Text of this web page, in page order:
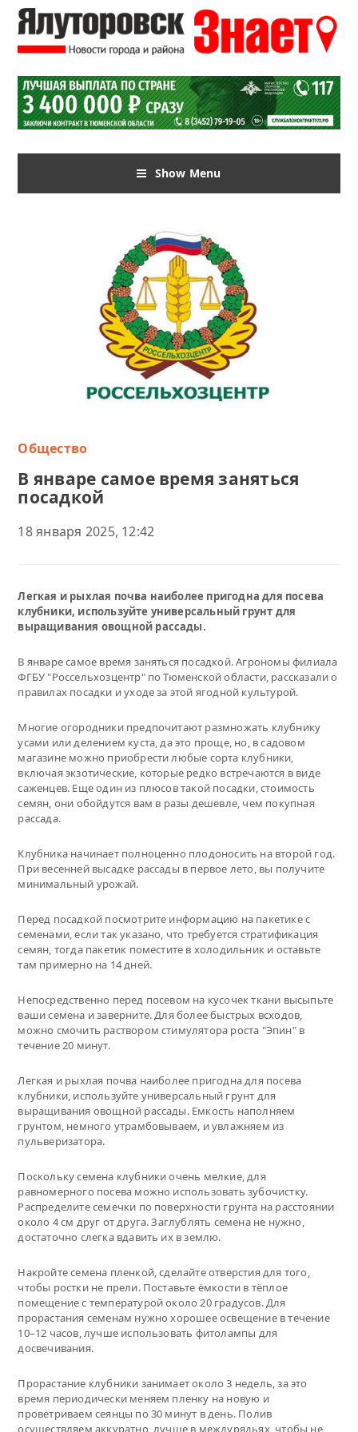
Show Menu
Общество
В январе самое время заняться
посадкой
18 января 2025, 12:42
Легкая и рыхлая почва наиболее пригодна для посева
клубники, используйте универсальный грунт для
выращивания овощной рассады.
В январе самое время заняться посадкой. Агрономы филиала
ФГБУ "Россельхозцентр" по Тюменской области, рассказали о
правилах посадки и уходе за этой ягодной культурой.
Многие огородники предпочитают размножать клубнику
усами или делением куста, да это проще, но, в садовом
магазине можно приобрести любые сорта клубники,
включая экзотические, которые редко встречаются в виде
саженцев. Еще один из плюсов такой посадки, стоимость
семян, они обойдутся вам в разы дешевле, чем покупная
рассада.
Клубника начинает полноценно плодоносить на второй год.
При весенней высадке рассады в первое лето, вы получите
минимальный урожай.
Перед посадкой посмотрите информацию на пакетике с
семенами, если так указано, что требуется стратификация
семян, тогда пакетик поместите в холодильник и оставьте
там примерно на 14 дней.
Непосредственно перед посевом на кусочек ткани высыпьте
ваши семена и заверните. Для более быстрых всходов,
можно смочить раствором стимулятора роста "Эпин" в
течение 20 минут.
Легкая и рыхлая почва наиболее пригодна для посева
клубники, используйте универсальный грунт для
выращивания овощной рассады. Емкость наполняем
грунтом, немного утрамбовываем, и увлажняем из
пульверизатора.
Поскольку семена клубники очень мелкие, для
равномерного посева можно использовать зубочистку.
Распределите семечки по поверхности грунта на расстоянии
около 4 см друг от друга. Заглублять семена не нужно,
достаточно слегка вдавить их в землю.
Накройте семена пленкой, сделайте отверстия для того,
чтобы ростки не прели. Поставьте ёмкости в тёплое
помещение с температурой около 20 градусов. Для
прорастания семенам нужно хорошее освещение в течение
10–12 часов, лучше использовать фитолампы для
досвечивания.
Прорастание клубники занимает около 3 недель, за это
время периодически меняем пленку на новую и
проветриваем сеянцы по 30 минут в день. Полив
осуществляем аккуратно, лучше в междурядьях, чтобы не